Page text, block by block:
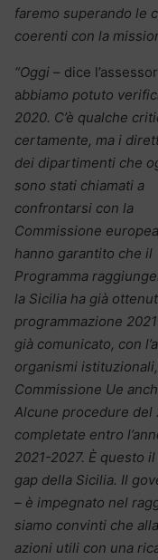
faremo superando le
coerenti con la
“Oggi – dice
abbiamo potuto
2020. C’è qualche
certamente, ma i
dei dipartimenti che
sono stati chiamati a
confrontarsi con la
Commissione europea
hanno garantito che il
Programma
la Sicilia ha già
programmazione
già comunicato, con
organismi
Commissione Ue
Alcune procedure del
completate entro
2021-2027. È questo
gap della Sicilia. Il
– è impegnato nel
siamo convinti che
azioni utili con una